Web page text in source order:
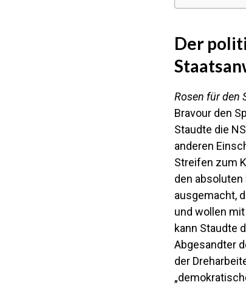
Der
Rosen für den
Bravour den
Staudte die
anderen
Streifen zum
den
ausgemacht,
und wollen
kann Staudte
Abgesandter
der